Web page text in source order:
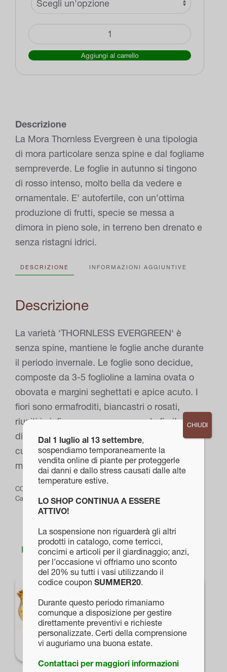
Mora
Evergreen
(Mora
Thornless
Aggiungi al carrello
Descrizione
La Mora Thornless Evergreen è una tipologia
di mora particolare senza spine e dal fogliame
sempreverde. Le foglie in autunno si tingono
di rosso intenso, molto bella da vedere e
ornamentale. E’ autofertile, con un’ottima
produzione di frutti, specie se messa a
dimora in pieno sole, in terreno ben drenato e
senza ristagni idrici.
DESCRIZIONE INFORMAZIONI AGGIUNTIVE
Descrizione
La varietà ‘THORNLESS EVERGREEN‘ è
senza spine, mantiene le foglie anche durante
il periodo invernale. Le foglie sono decidue,
composte da 3-5 foglioline a lamina ovata o
obovata e margini seghettati e apice acuto. I
fiori sono ermafroditi, biancastri o rosati,
riuniti in infiorescenze a racemo; la fioritura
dipende dalla varietà. È pianta mellifera da
cui le api ricavano un particolare miele
monoflora. Resite bene ai geli invernali.
COD:
Categorie:Frutti Minori,Piante da Frutto
Prodotti correlati
Dal 1 luglio al 13 settembre,
sospendiamo temporaneamente la
vendita online di piante per proteggerle
dai danni e dallo stress causati dalle alte
temperature estive.
LO SHOP CONTINUA A ESSERE
ATTIVO!
La sospensione non riguarderà gli altri
prodotti in catalogo, come terricci,
concimi e articoli per il giardinaggio; anzi,
per l’occasione vi offriamo uno sconto
del 20% su tutti i vasi utilizzando il
codice coupon SUMMER20.
Durante questo periodo rimaniamo
comunque a disposizione per gestire
direttamente preventivi e richieste
personalizzate. Certi della comprensione
vi auguriamo una buona estate.
Contattaci per maggiori informazioni
CHIUDI